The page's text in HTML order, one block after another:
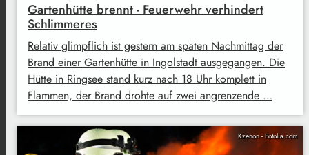
Gartenhütte brennt - Feuerwehr verhindert
Schlimmeres
Relativ glimpflich ist gestern am späten Nachmittag der
Brand einer Gartenhütte in Ingolstadt ausgegangen. Die
Hütte in Ringsee stand kurz nach 18 Uhr komplett in
Flammen, der Brand drohte auf zwei angrenzende …
Kzenon - Fotolia.com